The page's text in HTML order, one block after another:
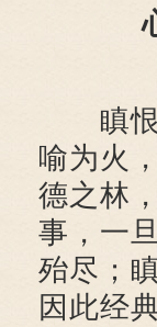
瞋恨
喻为火
德之林
事，一
殆尽；
因此经